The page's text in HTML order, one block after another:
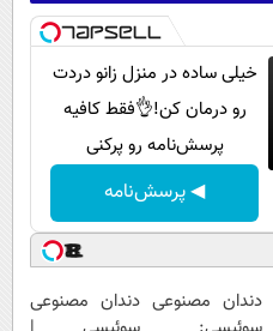
خیلی ساده در منزل زانو دردت
رو درمان کن!👌فقط کافیه
پرسش‌نامه رو پرکنی
◀ پرسش‌نامه
دندان مصنوعی دندان مصنوعی